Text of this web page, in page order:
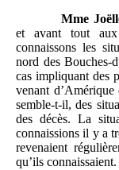
Mme
et avant tout
connaissons les
nord des
cas impliquant des
venant
semble‑t‑il, des
des décès. La
connaissions il y a
revenaient
qu’ils connaissaient.